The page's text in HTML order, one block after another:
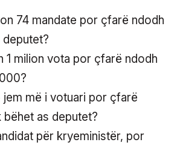
74 mandate por çfarë ndodh
1 milion vota por çfarë ndodh
më i votuari por çfarë
bëhet as deputet?
për kryeministër, por